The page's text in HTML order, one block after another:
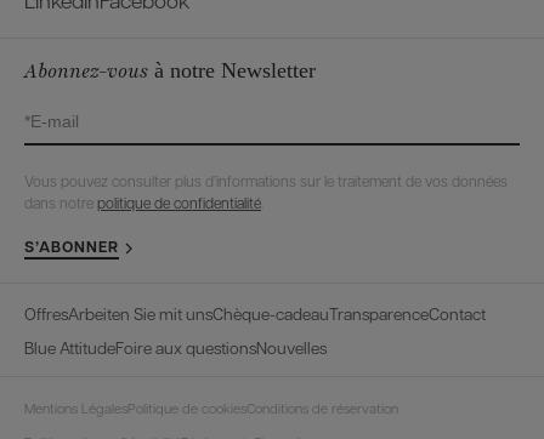
Abonnez-vous à notre Newsletter
Vous pouvez consulter plus d’informations sur le traitement de vos données
dans notrepolitique de confidentialité.
S’ABONNER
OffresArbeiten Sie mit unsChèque-cadeauTransparenceContact
Blue AttitudeFoire aux questionsNouvelles
Mentions LégalesPolitique de cookiesConditions de réservation